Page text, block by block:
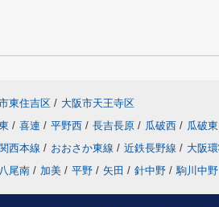
東住吉区 / 大阪市天王寺区
/ 喜連 / 平野西 / 長吉長原 / 瓜破西 / 瓜破東
関西本線 / おおさか東線 / 近鉄長野線 / 大阪
八尾南 / 加美 / 平野 / 矢田 / 針中野 / 駒川中野